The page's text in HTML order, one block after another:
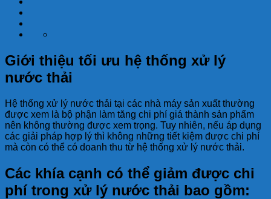
Giới thiệu tối ưu hệ thống xử lý
nước thải
Hệ thống xử lý nước thải tại các nhà máy sản xuất thường
được xem là bộ phận làm tăng chi phí giá thành sản phẩm
nên không thường được xem trọng. Tuy nhiên, nếu áp dụng
các giải pháp hợp lý thì không những tiết kiệm được chi phí
mà còn có thể có doanh thu từ hệ thống xử lý nước thải.
Các khía cạnh có thể giảm được chi
phí trong xử lý nước thải bao gồm: